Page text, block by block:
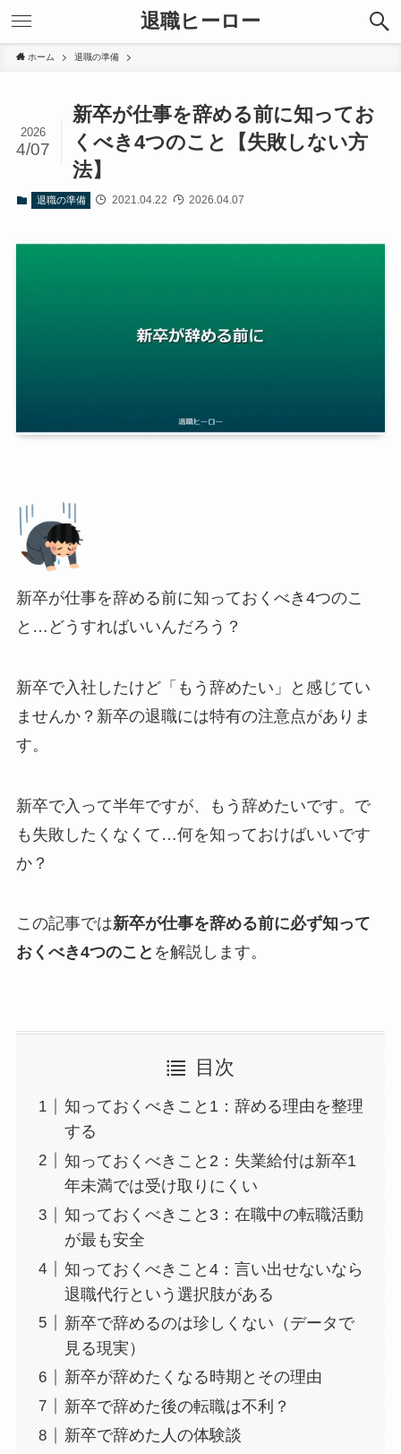
退職ヒーロー
ホーム 退職の準備
新卒が仕事を辞める前に知ってお
くべき4つのこと【失敗しない方
法】
2026
4/07
退職の準備 2021.04.22 2026.04.07
新卒が仕事を辞める前に知っておくべき4つのこ
と…どうすればいいんだろう？
新卒で入社したけど「もう辞めたい」と感じてい
ませんか？新卒の退職には特有の注意点がありま
す。
新卒で入って半年ですが、もう辞めたいです。で
も失敗したくなくて…何を知っておけばいいです
か？
この記事では新卒が仕事を辞める前に必ず知って
おくべき4つのこと を解説します。
目次
知っておくべきこと1：辞める理由を整理
する
知っておくべきこと2：失業給付は新卒1
年未満では受け取りにくい
知っておくべきこと3：在職中の転職活動
が最も安全
知っておくべきこと4：言い出せないなら
退職代行という選択肢がある
新卒で辞めるのは珍しくない（データで
見る現実）
新卒が辞めたくなる時期とその理由
新卒で辞めた後の転職は不利？
新卒で辞めた人の体験談